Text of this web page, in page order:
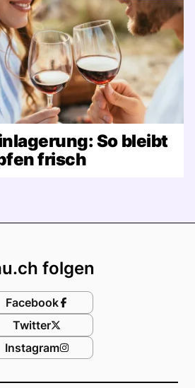
So bleibt
frisch
folgen
Facebook
Twitter
Instagram